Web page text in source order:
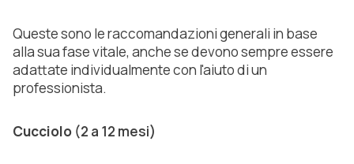
Queste sono le raccomandazioni generali in base
alla sua fase vitale, anche se devono sempre essere
adattate individualmente con l'aiuto di un
professionista.
Cucciolo (2 a 12 mesi)